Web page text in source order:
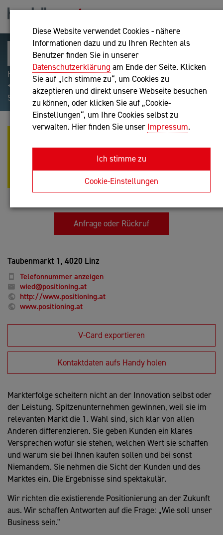
Diese Website verwendet Cookies - nähere
Informationen dazu und zu Ihren Rechten als
Benutzer finden Sie in unserer
Datenschutzerklärung am Ende der Seite. Klicken
Sie auf „Ich stimme zu“, um Cookies zu
akzeptieren und direkt unsere Webseite besuchen
zu können, oder klicken Sie auf „Cookie-
Einstellungen“, um Ihre Cookies selbst zu
verwalten. Hier finden Sie unser Impressum.
Ich stimme zu
Cookie-Einstellungen
Hilfreiche Suchparameter: Begriff einschließen:
+webshop, Begriff ausschließen: -webshop, Exakter
Suchbegriff: "internet of things"
MAG. ANTON LORENZ WIED-
BAUMGARTNER, MBA - HOME OF
POSITIONING &AMP;
DIFFERENTIATION
Unternehmensberatung
Anfrage oder Rückruf
Taubenmarkt 1, 4020 Linz
Telefonnummer anzeigen
wied@positioning.at
http://www.positioning.at
www.positioning.at
V-Card exportieren
Kontaktdaten aufs Handy holen
Markterfolge scheitern nicht an der Innovation selbst oder
der Leistung. Spitzenunternehmen gewinnen, weil sie im
relevanten Markt die 1. Wahl sind, sich klar von allen
Anderen differenzieren. Sie geben Kunden ein klares
Versprechen wofür sie stehen, welchen Wert sie schaffen
und warum sie bei Ihnen kaufen sollen und bei sonst
Niemandem. Sie nehmen die Sicht der Kunden und des
Marktes ein. Die Ergebnisse sind spektakulär.
Wir richten die existierende Positionierung an der Zukunft
aus. Wir schaffen Antworten auf die Frage: „Wie soll unser
Business sein."